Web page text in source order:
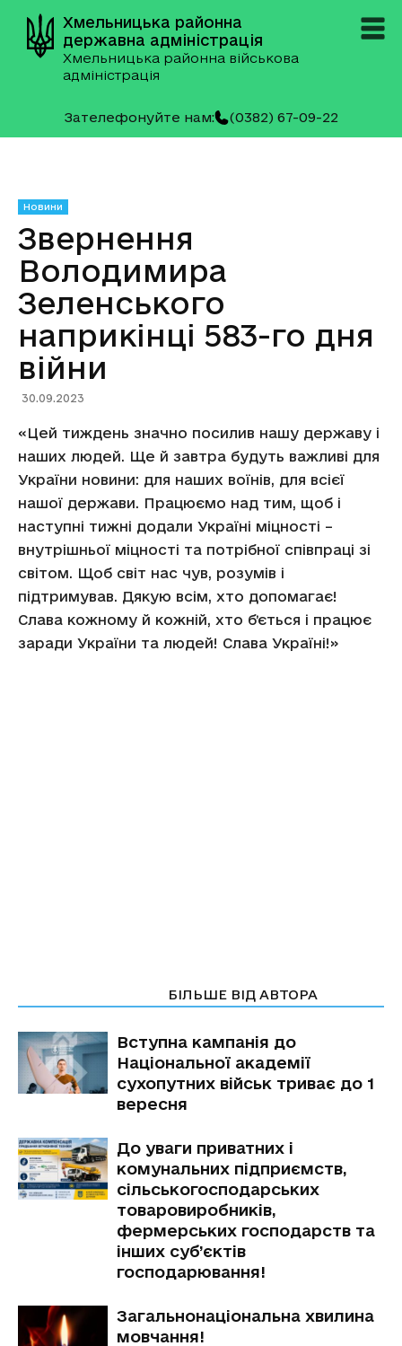
Хмельницька районна
державна адміністрація
Хмельницька районна військова
адміністрація
Зателефонуйте нам: (0382) 67-09-22
Новини
Звернення
Володимира
Зеленського
наприкінці 583-го дня
війни
30.09.2023
«Цей тиждень значно посилив нашу державу і
наших людей. Ще й завтра будуть важливі для
України новини: для наших воїнів, для всієї
нашої держави. Працюємо над тим, щоб і
наступні тижні додали Україні міцності –
внутрішньої міцності та потрібної співпраці зі
світом. Щоб світ нас чув, розумів і
підтримував. Дякую всім, хто допомагає!
Слава кожному й кожній, хто бʼється і працює
заради України та людей! Слава Україні!»
БІЛЬШЕ ВІД АВТОРА
Вступна кампанія до
Національної академії
сухопутних військ триває до 1
вересня
До уваги приватних і
комунальних підприємств,
сільськогосподарських
товаровиробників,
фермерських господарств та
інших суб’єктів
господарювання!
Загальнонаціональна хвилина
мовчання!